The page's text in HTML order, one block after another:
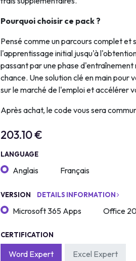
Pourquoi choisir ce pack ?
Pensé comme un parcours complet et
l'apprentissage initial jusqu'à
passant par une phase
chance. Une solution clé en main
sur le marché de l'emploi et accélérer
Après achat, le code vous sera
203.10€
LANGUAGE
Anglais Français
VERSION DETAILS INFORMATION
Microsoft 365 Apps Office
CERTIFICATION
Word Expert Excel Expert